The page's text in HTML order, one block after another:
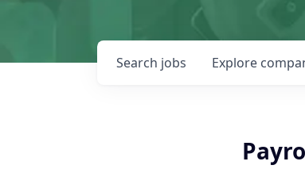
Search jobs Explore